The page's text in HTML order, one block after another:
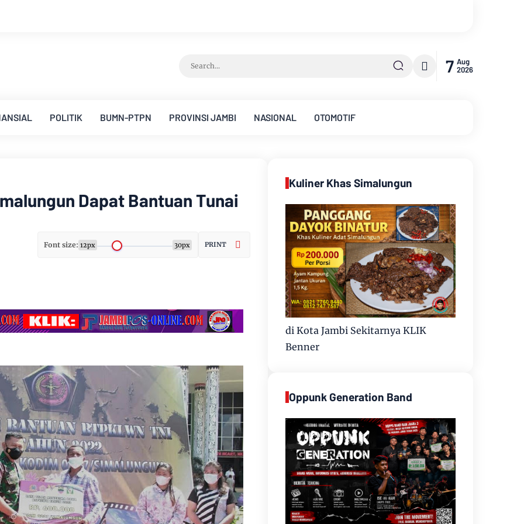
7 Aug
2026
POLITIK BUMN-PTPN PROVINSI JAMBI NASIONAL OTOMOTIF
Dapat Bantuan Tunai
Font size: 12px 30px PRINT
Kuliner Khas Simalungun
di Kota Jambi Sekitarnya KLIK
Benner
Oppunk Generation Band